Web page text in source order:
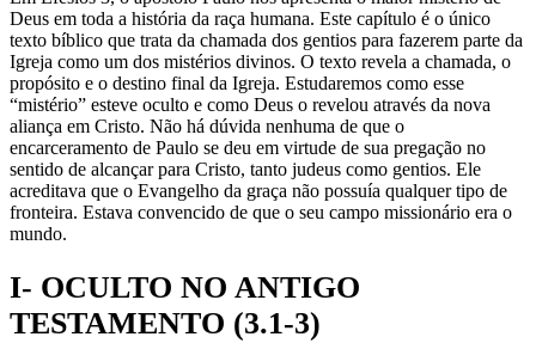
Deus em toda a história da raça humana. Este capítulo é o único
texto bíblico que trata da chamada dos gentios para fazerem parte da
Igreja como um dos mistérios divinos. O texto revela a chamada, o
propósito e o destino final da Igreja. Estudaremos como esse
“mistério” esteve oculto e como Deus o revelou através da nova
aliança em Cristo. Não há dúvida nenhuma de que o
encarceramento de Paulo se deu em virtude de sua pregação no
sentido de alcançar para Cristo, tanto judeus como gentios. Ele
acreditava que o Evangelho da graça não possuía qualquer tipo de
fronteira. Estava convencido de que o seu campo missionário era o
mundo.
I- OCULTO NO ANTIGO
TESTAMENTO (3.1-3)